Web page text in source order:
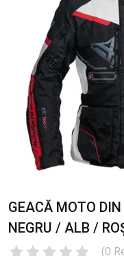
GEACĂ MOTO
NEGRU / ALB /
(0